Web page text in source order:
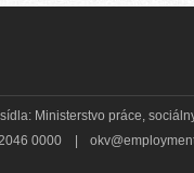
Ministerstvo práce,
0000